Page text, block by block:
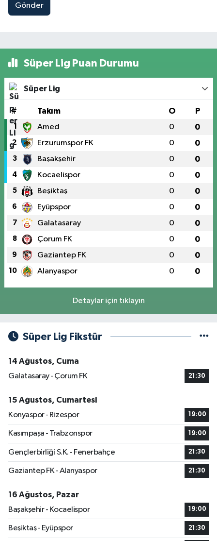
Gönder
Süper Lig Puan Durumu
Süper Lig
# Takım O P
1 Amed 0 0
2 Erzurumspor FK 0 0
3 Başakşehir 0 0
4 Kocaelispor 0 0
5 Beşiktaş 0 0
6 Eyüpspor 0 0
7 Galatasaray 0 0
8 Çorum FK 0 0
9 Gaziantep FK 0 0
10 Alanyaspor 0 0
Detaylar için tıklayın
Süper Lig Fikstür
14 Ağustos, Cuma
Galatasaray - Çorum FK
21:30
15 Ağustos, Cumartesi
Konyaspor - Rizespor
19:00
Kasımpaşa - Trabzonspor 19:00
Gençlerbirliği S.K. - Fenerbahçe 21:30
Gaziantep FK - Alanyaspor 21:30
16 Ağustos, Pazar
Başakşehir - Kocaelispor
19:00
Beşiktaş - Eyüpspor 21:30